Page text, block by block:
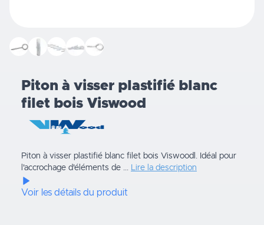
Piton à visser plastifié blanc
filet bois Viswood
Piton à visser plastifié blanc filet bois Viswoodl. Idéal pour
l'accrochage d'éléments de ... Lire la description
Voir les détails du produit